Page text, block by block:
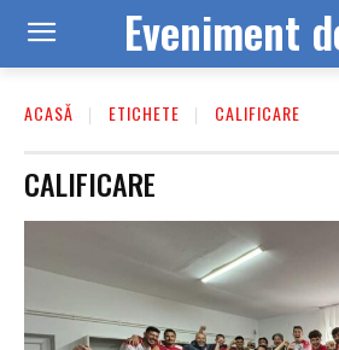
Eveniment
ACASĂ ETICHETE CALIFICARE
CALIFICARE